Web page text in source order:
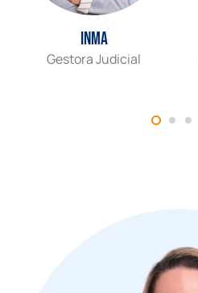
Inma
Gestora Judicial